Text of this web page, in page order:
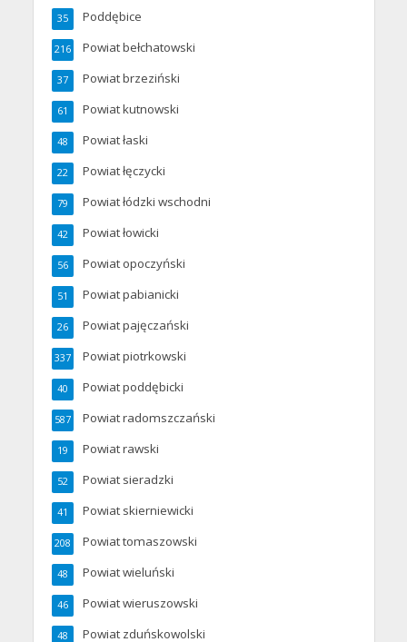
Poddębice
35
Powiat bełchatowski
216
Powiat brzeziński
37
Powiat kutnowski
61
Powiat łaski
48
Powiat łęczycki
22
Powiat łódzki wschodni
79
Powiat łowicki
42
Powiat opoczyński
56
Powiat pabianicki
51
Powiat pajęczański
26
Powiat piotrkowski
337
Powiat poddębicki
40
Powiat radomszczański
587
Powiat rawski
19
Powiat sieradzki
52
Powiat skierniewicki
41
Powiat tomaszowski
208
Powiat wieluński
48
Powiat wieruszowski
46
Powiat zduńskowolski
48